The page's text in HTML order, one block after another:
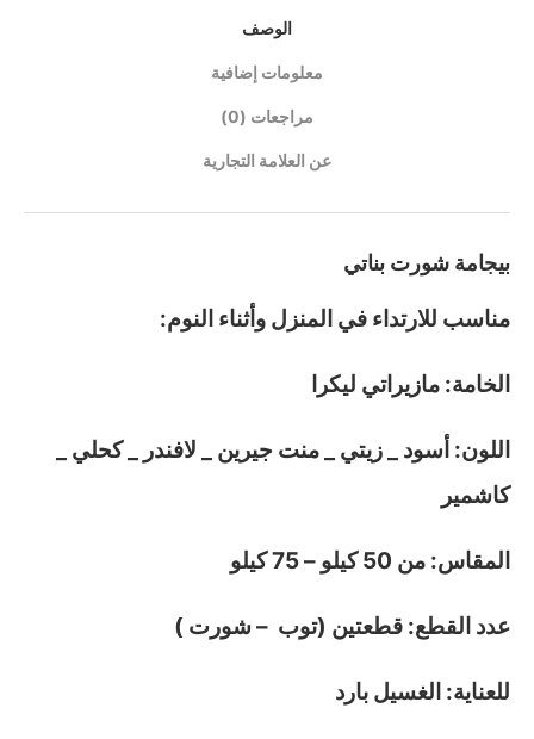
الوصف
معلومات إضافية
مراجعات (0)
عن العلامة التجارية
بيجامة شورت بناتي
مناسب للارتداء في المنزل وأثناء النوم:
الخامة: مازيراتي ليكرا
اللون: أسود _ زيتي _ منت جيرين _ لافندر _ كحلي _
كاشمير
المقاس: من 50 كيلو – 75 كيلو
عدد القطع: قطعتين (توب – شورت )
للعناية: الغسيل بارد